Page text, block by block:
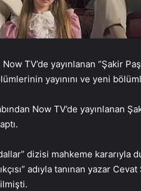
TV’de yayınlanan “Şakir
yayınını ve yeni
Now TV’de yayınlanan
dizisi mahkeme kararıyla
adıyla tanınan yazar Cevat